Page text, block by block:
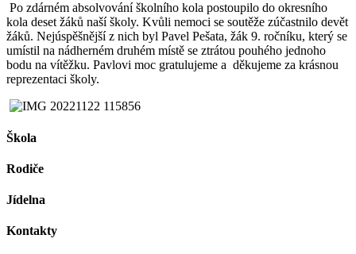
Po zdárném absolvování školního kola postoupilo do okresního
kola deset žáků naší školy. Kvůli nemoci se soutěže zúčastnilo devět
žáků. Nejúspěšnější z nich byl Pavel Pešata, žák 9. ročníku, který se
umístil na nádherném druhém místě se ztrátou pouhého jednoho
bodu na vítěžku. Pavlovi moc gratulujeme a děkujeme za krásnou
reprezentaci školy.
Škola
Rodiče
Jídelna
Kontakty